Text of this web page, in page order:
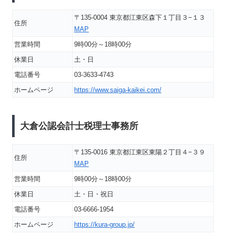
住所
〒135-0004 東京都江東区森下１丁目３−１３
MAP
営業時間
9時00分～18時00分
休業日
土・日
電話番号
03-3633-4743
ホームページ
https://www.saiga-kaikei.com/
大倉公認会計士税理士事務所
住所
〒135-0016 東京都江東区東陽２丁目４−３９
MAP
営業時間
9時00分～18時00分
休業日
土・日・祝日
電話番号
03-6666-1954
ホームページ
https://kura-group.jp/